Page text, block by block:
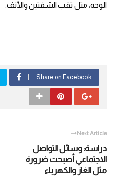
الوجه، مثل ثقب الشفتين والأنف.
Share on Facebook
Next Article
دراسة: وسائل التواصل
الاجتماعي أصبحت ضرورة
مثل الغاز والكهرباء